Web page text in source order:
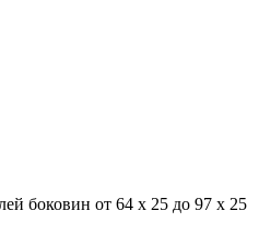
боковин от 64 x 25 до 97 x 25